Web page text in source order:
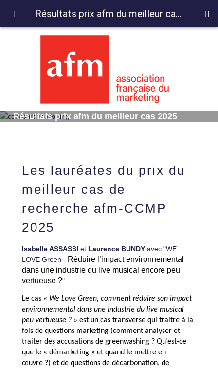
Résultats prix afm du meilleur cas 2025
Les lauréates du prix du
meilleur cas de
recherche afm-CCMP
2025
Isabelle ASSASSI et Laurence BUNDYavec "WE
LOVE Green - Réduire l’impact environnemental
dans une industrie du live musical encore peu
vertueuse ?"
Lecas « We Love Green, comment réduire son impact
environnemental dans une industrie du live musical
peu vertueuse ? » est uncas transverse qui traitre à la
fois de questions marketing (comment analyser et
traiter des accusations de greenwashing ? Qu’est-ce
que le « démarketing » et quand le mettre en
œuvre ?) et de questions de décarbonation, de
Résultats prix afm du meilleur cas 2025